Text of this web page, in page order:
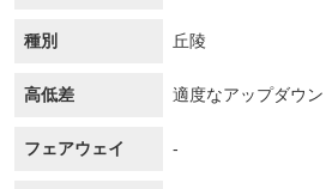
種別 丘陵
高低差 適度なアップダウン
フェアウェイ -